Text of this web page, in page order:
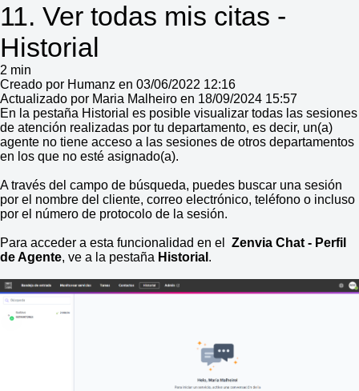
11. Ver todas mis citas -
Historial
2 min
Creado por Humanz en 03/06/2022 12:16
Actualizado por Maria Malheiro en 18/09/2024 15:57
En la pestaña Historial es posible visualizar todas las sesiones
de atención realizadas por tu departamento, es decir, un(a)
agente no tiene acceso a las sesiones de otros departamentos
en los que no esté asignado(a).
A través del campo de búsqueda, puedes buscar una sesión
por el nombre del cliente, correo electrónico, teléfono o incluso
por el número de protocolo de la sesión.
Para acceder a esta funcionalidad en el Zenvia Chat - Perfil
de Agente, ve a la pestaña Historial .